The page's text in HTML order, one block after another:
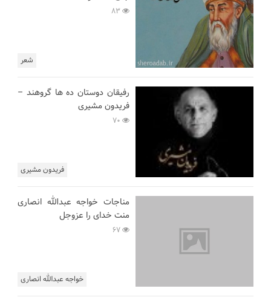
شعر
فریدون مشیری
رفیقان دوستان ده ها گروهند –
فریدون مشیری
خواجه عبدالله انصاری
مناجات خواجه عبدالله انصاری
منت خدای را عزوجل